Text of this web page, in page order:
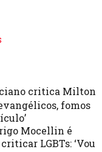
critica Milton
fomos
Mocellin é
LGBTs: ‘Vou